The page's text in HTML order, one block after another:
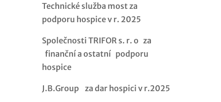
Technické služba most za
podporu hospice v r. 2025
Společnosti TRIFOR s. r. o za
finanční a ostatní podporu
hospice
J.B.Group za dar hospici v r.2025